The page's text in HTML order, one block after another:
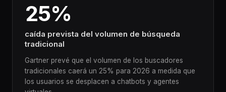
25%
caída prevista del volumen de búsqueda
tradicional
Gartner prevé que el volumen de los buscadores
tradicionales caerá un 25% para 2026 a medida que
los usuarios se desplacen a chatbots y agentes